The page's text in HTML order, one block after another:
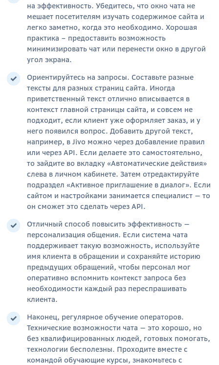
на эффективность. Убедитесь, что окно чата не
мешает посетителям изучать содержимое сайта и
легко заметно, когда это необходимо. Хорошая
практика – предоставить возможность
минимизировать чат или перенести окно в другой
угол экрана.
Ориентируйтесь на запросы. Составьте разные
тексты для разных страниц сайта. Иногда
приветственный текст отлично вписывается в
контекст главной страницы сайта, и совсем не
подходит, если клиент уже оформляет заказ, и у
него появился вопрос. Добавить другой текст,
например, в Jivo можно через добавление правил
или через API. Если делаете это самостоятельно,
то зайдите во вкладку «Автоматические действия»
слева в личном кабинете. Затем отредактируйте
подраздел «Активное приглашение в диалог». Если
сайтом и настройками занимается специалист — то
он сможет это сделать через API.
Отличный способ повысить эффективность —
персонализация общения. Если система чата
поддерживает такую возможность, используйте
имя клиента в обращении и сохраняйте историю
предыдущих обращений, чтобы персонал мог
оперативно вспомнить контекст запроса без
необходимости каждый раз переспрашивать
клиента.
Наконец, регулярное обучение операторов.
Технические возможности чата — это хорошо, но
без квалифицированных людей, готовых помогать,
технологии бесполезны. Проходите вместе с
командой обучающие курсы, знакомьтесь с